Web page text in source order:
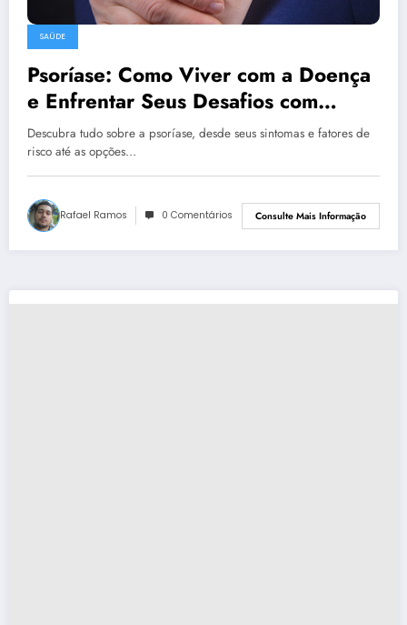
SAÚDE
Psoríase: Como Viver com a Doença
e Enfrentar Seus Desafios com
Positividade
Descubra tudo sobre a psoríase, desde seus sintomas e fatores de
risco até as opções…
Rafael Ramos 0 Comentários Consulte Mais Informação